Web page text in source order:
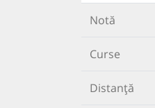
Notă
Curse
Distanță